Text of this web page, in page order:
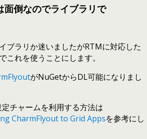
倒なのでライブラリで
ブラリか迷いましたがRTMに対応した
これを使うことにします。
がNuGetからDL可能になりまし
チャームを利用する方法は
CharmFlyout to Grid Appsを参考にし